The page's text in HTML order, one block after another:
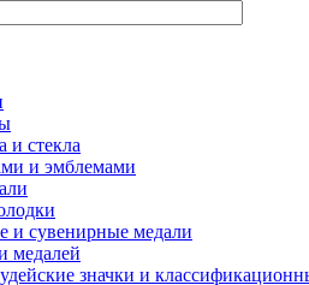
и стекла
и эмблемами
и сувенирные медали
медалей